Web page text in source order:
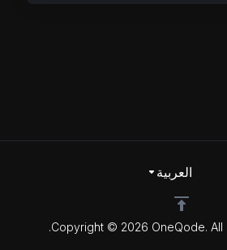
Copyright © 2026 OneQode. All
العربية